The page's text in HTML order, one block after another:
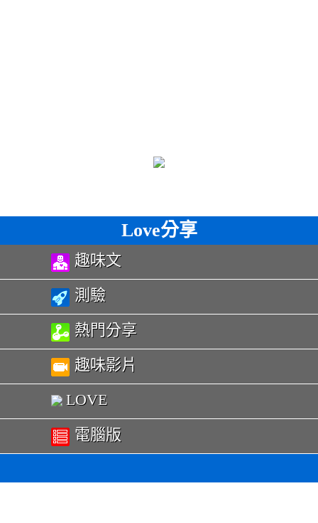
Love分享
趣味文
測驗
熱門分享
趣味影片
LOVE
電腦版